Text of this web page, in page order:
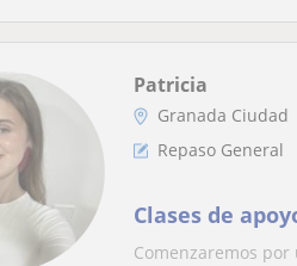
Patricia
Granada Ciudad
Repaso General
Clases de
Comenzaremos